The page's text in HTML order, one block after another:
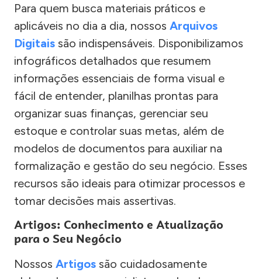
Para quem busca materiais práticos e
aplicáveis no dia a dia, nossos Arquivos
Digitais são indispensáveis. Disponibilizamos
infográficos detalhados que resumem
informações essenciais de forma visual e
fácil de entender, planilhas prontas para
organizar suas finanças, gerenciar seu
estoque e controlar suas metas, além de
modelos de documentos para auxiliar na
formalização e gestão do seu negócio. Esses
recursos são ideais para otimizar processos e
tomar decisões mais assertivas.
Artigos: Conhecimento e Atualização
para o Seu Negócio
Nossos Artigos são cuidadosamente